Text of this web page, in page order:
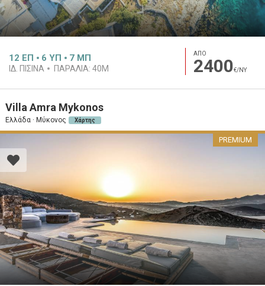
12 ΕΠ 6 ΥΠ 7 ΜΠ
ΙΔ. ΠΙΣΊΝΑ ΠΑΡΑΛΊΑ: 40M
ΑΠΟ
2400€/ΝΥ
Villa Amra Mykonos
Ελλάδα · Μύκονος Χάρτης
PREMIUM